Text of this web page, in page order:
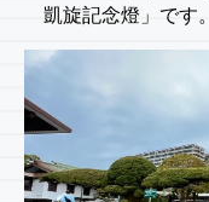
凱旋記念燈」です。